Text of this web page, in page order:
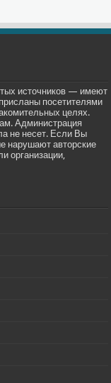
источников — имеют
посетителями
целях.
Администрация
не несет. Если Вы
нарушают авторские
организации,